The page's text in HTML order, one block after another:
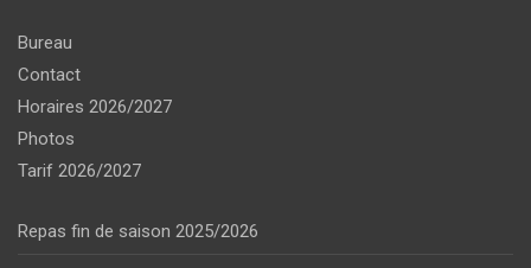
Bureau
Contact
Horaires 2026/2027
Photos
Tarif 2026/2027
Repas fin de saison 2025/2026